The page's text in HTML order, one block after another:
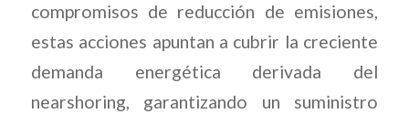
compromisos de reducción de emisiones,
estas acciones apuntan a cubrir la creciente
demanda energética derivada del
nearshoring, garantizando un suministro